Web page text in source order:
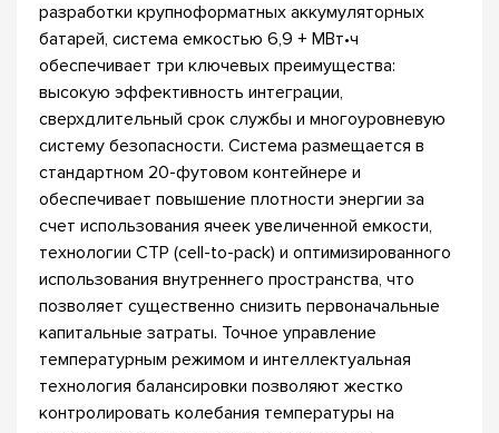
разработки крупноформатных аккумуляторных
батарей, система емкостью 6,9 + МВт•ч
обеспечивает три ключевых преимущества:
высокую эффективность интеграции,
сверхдлительный срок службы и многоуровневую
систему безопасности. Система размещается в
стандартном 20-футовом контейнере и
обеспечивает повышение плотности энергии за
счет использования ячеек увеличенной емкости,
технологии CTP (cell-to-pack) и оптимизированного
использования внутреннего пространства, что
позволяет существенно снизить первоначальные
капитальные затраты. Точное управление
температурным режимом и интеллектуальная
технология балансировки позволяют жестко
контролировать колебания температуры на